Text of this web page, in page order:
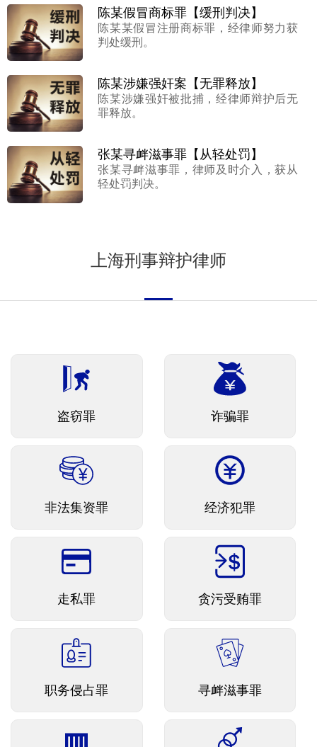
陈某假冒商标罪【缓刑判决】
陈某某假冒注册商标罪，经律师努力获
判处缓刑。
陈某涉嫌强奸案【无罪释放】
陈某涉嫌强奸被批捕，经律师辩护后无
罪释放。
张某寻衅滋事罪【从轻处罚】
张某寻衅滋事罪，律师及时介入，获从
轻处罚判决。
上海刑事辩护律师
盗窃罪 诈骗罪
非法集资罪 经济犯罪
走私罪 贪污受贿罪
职务侵占罪 寻衅滋事罪